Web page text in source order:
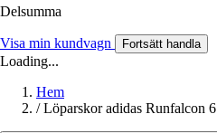
Delsumma
Visa min kundvagn Fortsätt handla
Loading...
Hem
/ Löparskor adidas Runfalcon 6